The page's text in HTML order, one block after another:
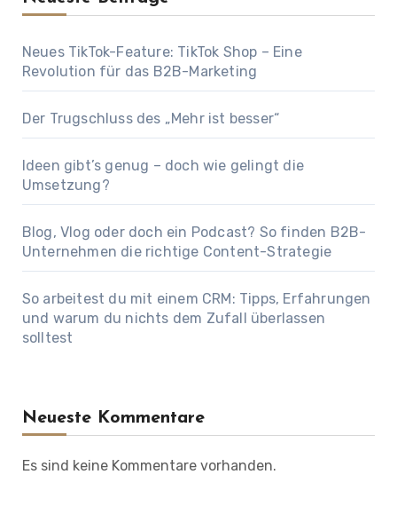
Neues TikTok-Feature: TikTok Shop – Eine
Revolution für das B2B-Marketing
Der Trugschluss des „Mehr ist besser“
Ideen gibt’s genug – doch wie gelingt die
Umsetzung?
Blog, Vlog oder doch ein Podcast? So finden B2B-
Unternehmen die richtige Content-Strategie
So arbeitest du mit einem CRM: Tipps, Erfahrungen
und warum du nichts dem Zufall überlassen
solltest
Neueste Kommentare
Es sind keine Kommentare vorhanden.